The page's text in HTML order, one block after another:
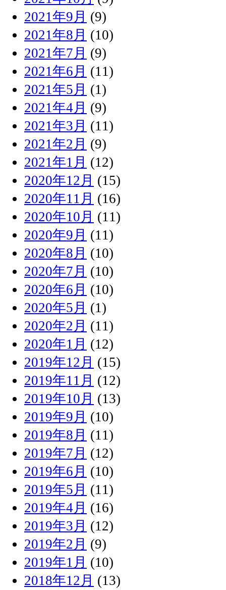
2021年9月 (9)
2021年8月 (10)
2021年7月 (9)
2021年6月 (11)
2021年5月 (1)
2021年4月 (9)
2021年3月 (11)
2021年2月 (9)
2021年1月 (12)
2020年12月 (15)
2020年11月 (16)
2020年10月 (11)
2020年9月 (11)
2020年8月 (10)
2020年7月 (10)
2020年6月 (10)
2020年5月 (1)
2020年2月 (11)
2020年1月 (12)
2019年12月 (15)
2019年11月 (12)
2019年10月 (13)
2019年9月 (10)
2019年8月 (11)
2019年7月 (12)
2019年6月 (10)
2019年5月 (11)
2019年4月 (16)
2019年3月 (12)
2019年2月 (9)
2019年1月 (10)
2018年12月 (13)